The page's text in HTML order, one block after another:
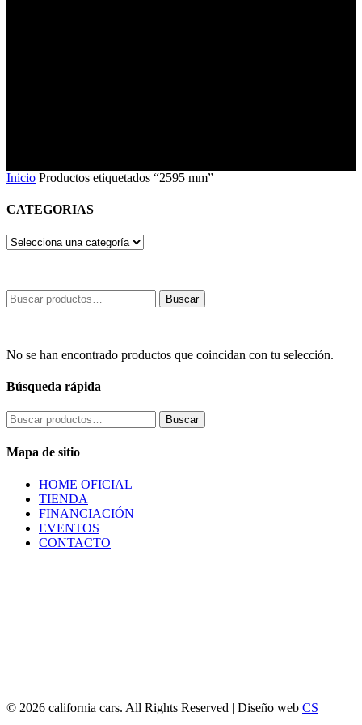
Inicio Productos etiquetados “2595 mm”
CATEGORIAS
Buscar
por:
Buscar
No se han encontrado productos que coincidan con tu selección.
Búsqueda rápida
Buscar
por:
Buscar
Mapa de sitio
HOME OFICIAL
TIENDA
FINANCIACIÓN
EVENTOS
CONTACTO
© 2026 california cars. All Rights Reserved | Diseño web CS